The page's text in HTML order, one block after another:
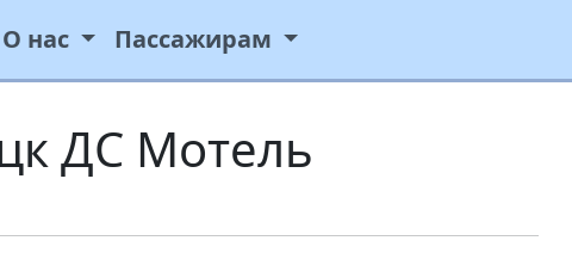
О нас Пассажирам
ДС Мотель